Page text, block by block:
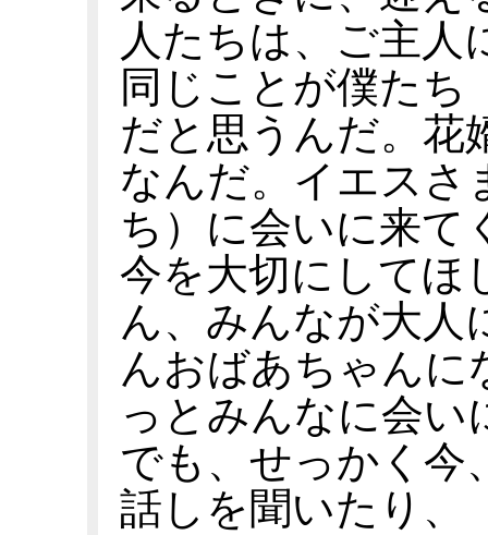
人たちは、ご主人
同じことが僕たち
だと思うんだ。花
なんだ。イエスさ
ち）に会いに来
今を大切にしてほ
ん、みんなが大人
んおばあちゃんに
っとみんなに会い
でも、せっかく今
話しを聞いたり、